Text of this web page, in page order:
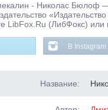
- Николас
LibFox.Ru (ЛибФокс) или
В Instagram
Название: